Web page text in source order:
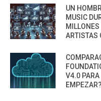
UN
MUSIC
ARTISTAS
V4.0 PARA
EMPEZAR?